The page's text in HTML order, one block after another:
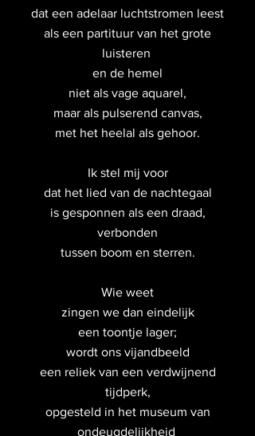
dat een adelaar luchtstromen leest
als een partituur van het grote
luisteren
en de hemel
niet als vage aquarel,
maar als pulserend canvas,
met het heelal als gehoor.
Ik stel mij voor
dat het lied van de nachtegaal
is gesponnen als een draad,
verbonden
tussen boom en sterren.
Wie weet
zingen we dan eindelijk
een toontje lager;
wordt ons vijandbeeld
een reliek van een verdwijnend
tijdperk,
opgesteld in het museum van
ondeugdelijkheid